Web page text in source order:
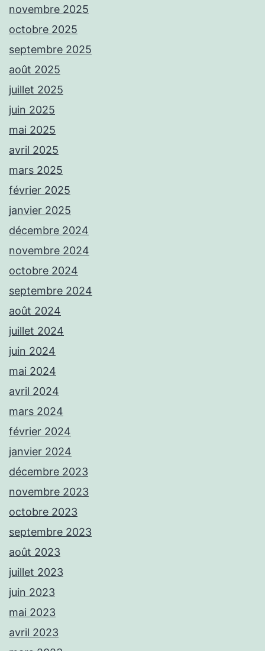
novembre 2025
octobre 2025
septembre 2025
août 2025
juillet 2025
juin 2025
mai 2025
avril 2025
mars 2025
février 2025
janvier 2025
décembre 2024
novembre 2024
octobre 2024
septembre 2024
août 2024
juillet 2024
juin 2024
mai 2024
avril 2024
mars 2024
février 2024
janvier 2024
décembre 2023
novembre 2023
octobre 2023
septembre 2023
août 2023
juillet 2023
juin 2023
mai 2023
avril 2023